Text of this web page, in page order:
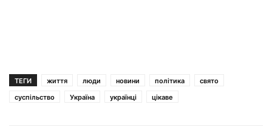
ТЕГИ життя люди новини політика
свято
суспільство
Україна українці цікаве